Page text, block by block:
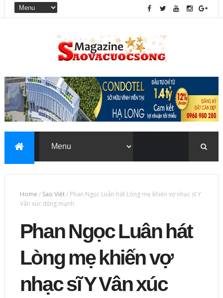
Home / Sao Việt/ Phan Ngọc Luân hát Lòng mẹ khiến vợ nhạc sĩ Y
Vân xúc động mạnh
Phan Ngọc Luân hát
Lòng mẹ khiến vợ
nhạc sĩ Y Vân xúc